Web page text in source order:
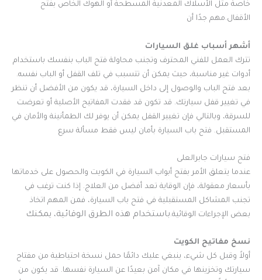
خاصة مثل الأسلاك المعدنية المسطحة أو الهوك الخاص بفتح
الأقفال.مهم جدًا أن
أشهر أسباب غلق السيارات
تترك العمل للفني المحترف وتجنب محاولة فتح الباب بنفسك باستخدام
أدوات غير مناسبة، حيث يمكن أن تتسبب في تلف القفل أو الباب نفسه.
بعد فتح الباب والوصول إلى داخل السيارة، قد يكون من الأفضل أن تنظر
في تغيير قفل سيارتك. قد تكون قد فقدت المفاتيح الأصلية أو تعرضت
للسرقة، وبالتالي فإن تغيير القفل يمكن أن يوفر لك الطمأنينة والأمان في
المستقبل. فتح باب السيارة بأمان ليس فقط مسألة سرع
فتح سيارات جابرالعلى
عندما يتعلق الأمر بفتح أبواب السيارة في الكويت والحصول على خدماتها
بأسعار معقولة، فإن الوقاية تعد أفضل من العلاج. إذا كنت ترغب في
تجنب المشاكل المستقبلية في فتح باب السيارة، فمن المهم اتخاذ
بعض الإجراءات الوقائية.باستخدام هذه الطرق الوقائية، يمكنك
نسخ مفاتيح الكويت
أولاً وقبل كل شيء، ينبغي عليك دائمًا حمل نسخة احتياطية من مفتاح
سيارتك وتخزينها في مكان آمن بعيدًا عن السيارة نفسها. قد يكون من